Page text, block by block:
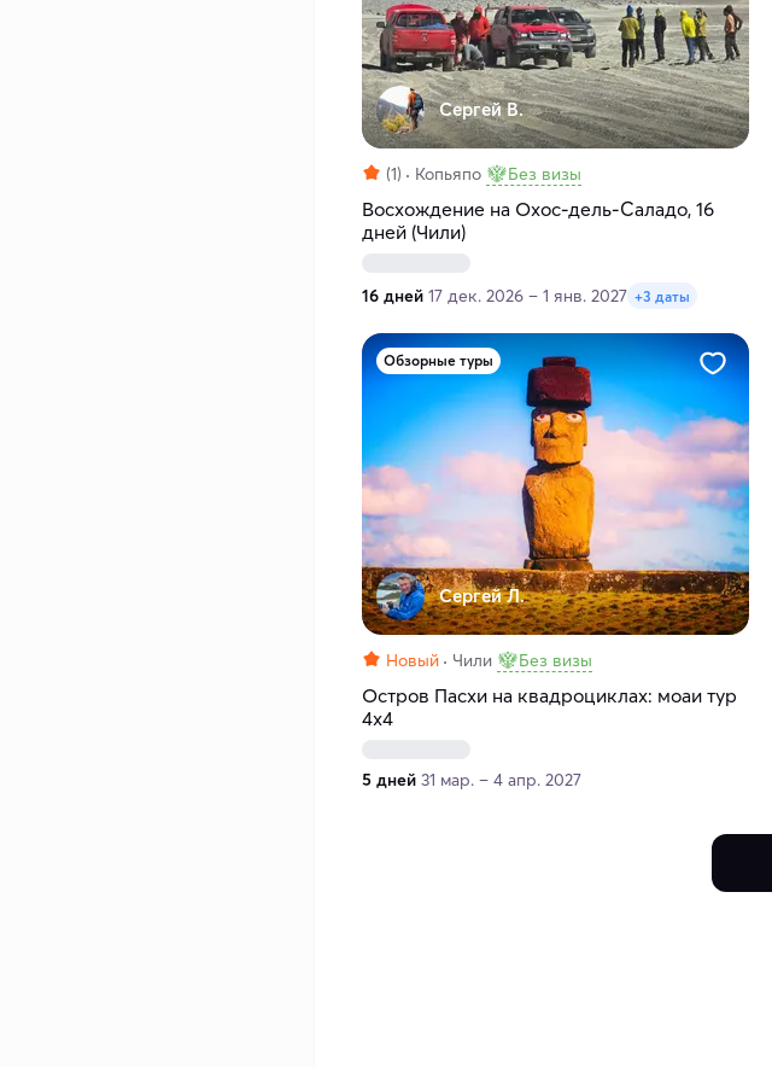
Сергей В.
(1) Копьяпо Без визы
Восхождение на Охос-дель-Саладо, 16
дней (Чили)
16 дней 17 дек. 2026 – 1 янв. 2027 +3 даты
Обзорные туры
Сергей Л.
Новый Чили Без визы
Остров Пасхи на квадроциклах: моаи тур
4х4
5 дней 31 мар. – 4 апр. 2027